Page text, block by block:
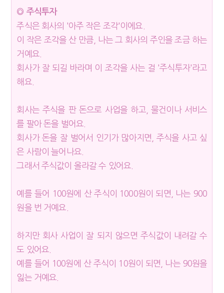
◎ 주식투자
주식은 회사의 '아주 작은 조각'이에요.
이 작은 조각을 산 만큼, 나는 그 회사의 주인을 조금 하는
거예요.
회사가 잘 되길 바라며 이 조각을 사는 걸 '주식투자'라고
해요.
회사는 주식을 판 돈으로 사업을 하고, 물건이나 서비스
를 팔아 돈을 벌어요.
회사가 돈을 잘 벌어서 인기가 많아지면, 주식을 사고 싶
은 사람이 늘어나요.
그래서 주식값이 올라갈 수 있어요.
예를 들어 100원에 산 주식이 1000원이 되면, 나는 900
원을 번 거예요.
하지만 회사 사업이 잘 되지 않으면 주식값이 내려갈 수
도 있어요.
예를 들어 100원에 산 주식이 10원이 되면, 나는 90원을
잃는 거예요.